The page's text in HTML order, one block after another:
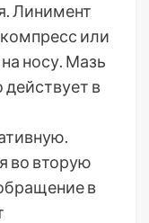
Линимент
или
носу. Мазь
в
во вторую
в